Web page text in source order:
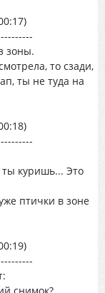
зоны.
то сзади,
ты не туда на
ты куришь... Это
птички в зоне